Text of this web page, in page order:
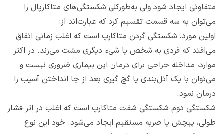
متفاوتی ایجاد شود ولی به‌طورکلی شکستگی‌های متاکارپال را
می‌توان به سه قسمت تقسیم کرد که عبارت‌اند از:
اولین مورد، شکستگی گردن متاکارپ است که اغلب زمانی اتفاق
می‌افتد که فردی به شخص یا شی‌ء دیگری مشت می‌زند. در اکثر
موارد، مداخله جراحی برای درمان این بیماری ضروری نیست و
می‌توان با یک آتل‌بندی یا گچ گیری بعد از جا انداختن آسیب را
درمان نمود.
شکستگی دوم شکستگی شفت متاکارپ است که اغلب در اثر فشار
طولی، پیچش یا ضربه مستقیم ایجاد می‌شود. خود این نوع